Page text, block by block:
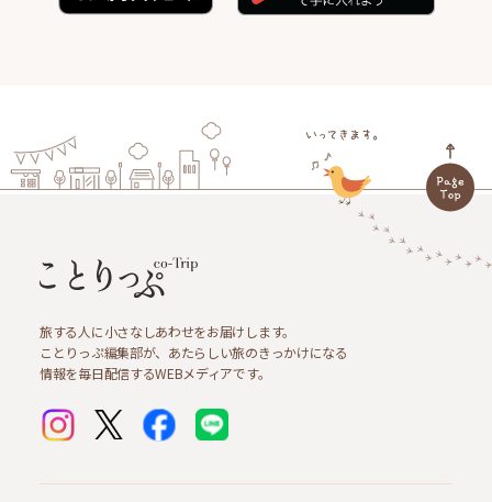
旅する人に小さなしあわせをお届けします。
ことりっぷ編集部が、あたらしい旅のきっかけになる
情報を毎日配信するWEBメディアです。